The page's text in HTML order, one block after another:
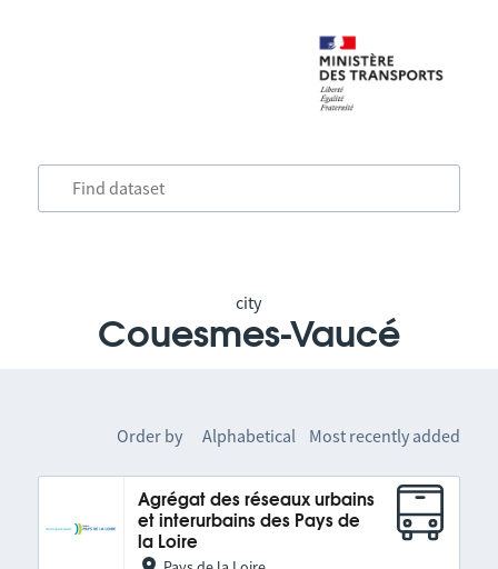
city
Couesmes-Vaucé
Order by Alphabetical Most recently added
Agrégat des réseaux urbains
et interurbains des Pays de
la Loire